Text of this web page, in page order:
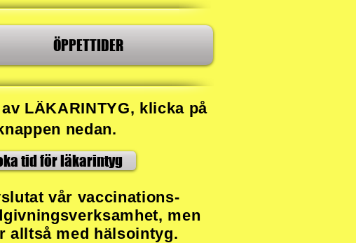
ÖPPETTIDER
LÄKARINTYG, klicka på
nedan.
vår vaccinations-
men
alltså med hälsointyg.
tid för läkarintyg